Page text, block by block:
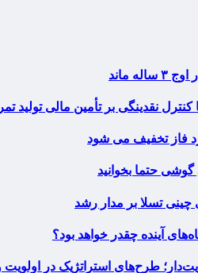
ماند
نقدینگی بر تأمین مالی تولید
حتما بخوانید
تسلا بر مدار رشد
آینده چقدر خواهد بود؟
طرح‌های استراتژیک در